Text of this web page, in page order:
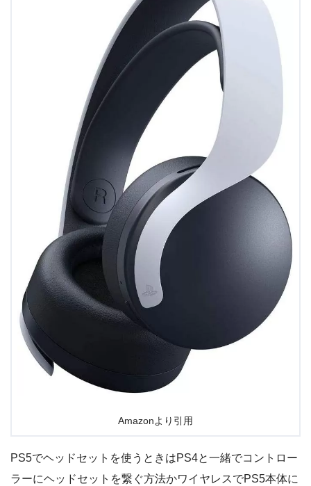
Amazonより引用
PS5でヘッドセットを使うときはPS4と一緒でコントロー
ラーにヘッドセットを繋ぐ方法かワイヤレスでPS5本体に